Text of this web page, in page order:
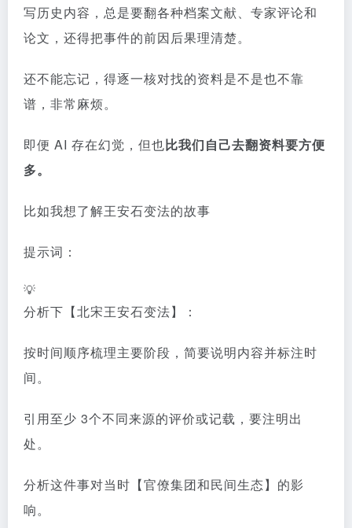
写历史内容，总是要翻各种档案文献、专家评论和
论文，还得把事件的前因后果理清楚。
还不能忘记，得逐一核对找的资料是不是也不靠
谱，非常麻烦。
即便 AI 存在幻觉，但也比我们自己去翻资料要方便
多。
比如我想了解王安石变法的故事
提示词：
💡
分析下【北宋王安石变法】：
按时间顺序梳理主要阶段，简要说明内容并标注时
间。
引用至少 3个不同来源的评价或记载，要注明出
处。
分析这件事对当时【官僚集团和民间生态】的影
响。